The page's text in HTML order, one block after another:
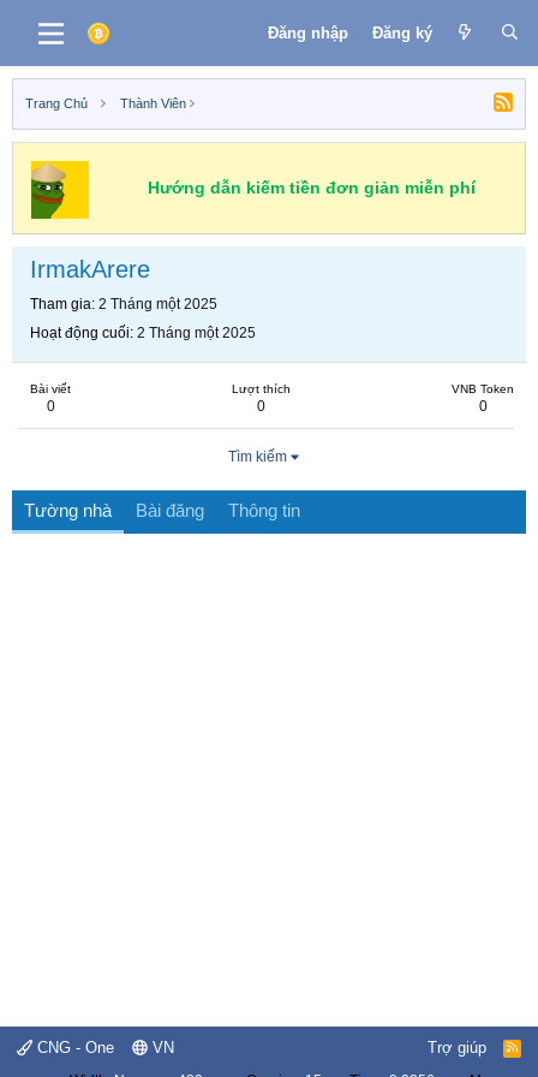
Đăng nhập Đăng ký
Trang Chủ Thành Viên
Hướng dẫn kiếm tiền đơn giản miễn phí
IrmakArere
Tham gia 2 Tháng một 2025
Hoạt động cuối 2 Tháng một 2025
Bài viết
0
Lượt thích
0
VNB Token
0
Tìm kiếm
Tường nhà Bài đăng Thông tin
CNG - One VN Trợ giúp
R